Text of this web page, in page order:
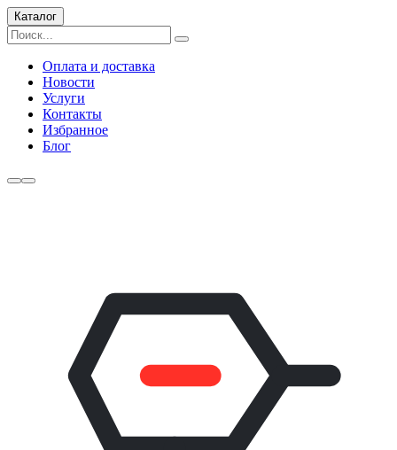
Каталог
Оплата и доставка
Новости
Услуги
Контакты
Избранное
Блог